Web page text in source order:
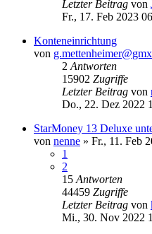
Letzter Beitrag von
Fr., 17. Feb 2023
Konteneinrichtung
von
2 Antworten
15902 Zugriffe
Letzter Beitrag von
Do., 22. Dez 2022
StarMoney 13 Deluxe
von nenne » Fr., 11. Feb
1
2
15 Antworten
44459 Zugriffe
Letzter Beitrag von
Mi., 30. Nov 2022